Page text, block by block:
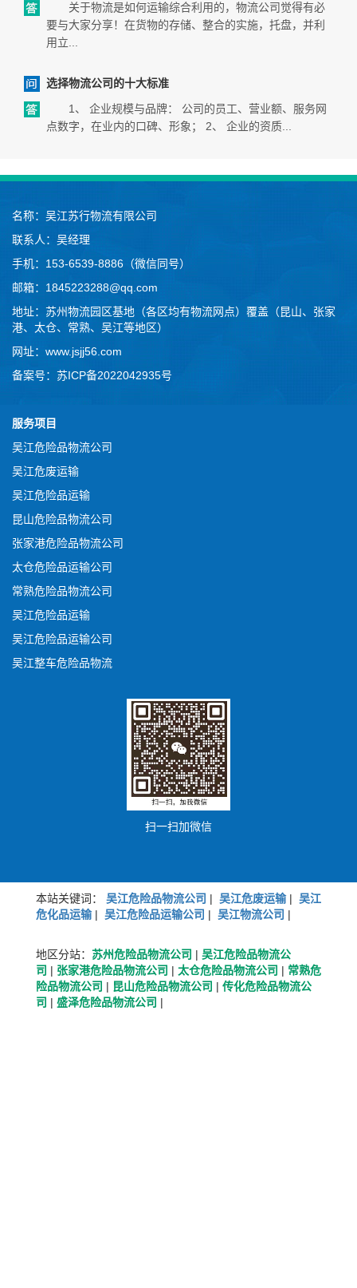
关于物流是如何运输综合利用的，物流公司觉得有必
要与大家分享！在货物的存储、整合的实施，托盘，并利
用立...
选择物流公司的十大标准
1、 企业规模与品牌： 公司的员工、营业额、服务网
点数字，在业内的口碑、形象； 2、 企业的资质...
名称： 吴江苏行物流有限公司
联系人：吴经理
手机： 153-6539-8886（微信同号）
邮箱：1845223288@qq.com
地址：苏州物流园区基地（各区均有物流网点）覆盖（昆山、张家
港、太仓、常熟、吴江等地区）
网址：www.jsjj56.com
备案号： 苏ICP备2022042935号
服务项目
吴江危险品物流公司
吴江危废运输
吴江危险品运输
昆山危险品物流公司
张家港危险品物流公司
太仓危险品运输公司
常熟危险品物流公司
吴江危险品运输
吴江危险品运输公司
吴江整车危险品物流
扫一扫加微信
本站关键词： 吴江危险品物流公司 | 吴江危废运输| 吴江
危化品运输| 吴江危险品运输公司 | 吴江物流公司 |
地区分站： 苏州危险品物流公司 | 吴江危险品物流公
司 | 张家港危险品物流公司 | 太仓危险品物流公司 | 常熟危
险品物流公司 | 昆山危险品物流公司 | 传化危险品物流公
司 | 盛泽危险品物流公司 |